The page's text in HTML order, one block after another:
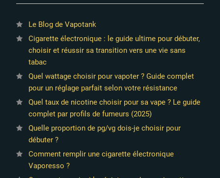
Le Blog de Vapotank
Cigarette électronique : le guide ultime pour débuter,
choisir et réussir sa transition vers une vie sans
tabac
Quel wattage choisir pour vapoter ? Guide complet
pour un réglage parfait selon votre résistance
Quel taux de nicotine choisir pour sa vape ? Le guide
complet par profils de fumeurs (2025)
Quelle proportion de pg/vg dois-je choisir pour
débuter ?
Comment remplir une cigarette électronique
Vaporesso ?